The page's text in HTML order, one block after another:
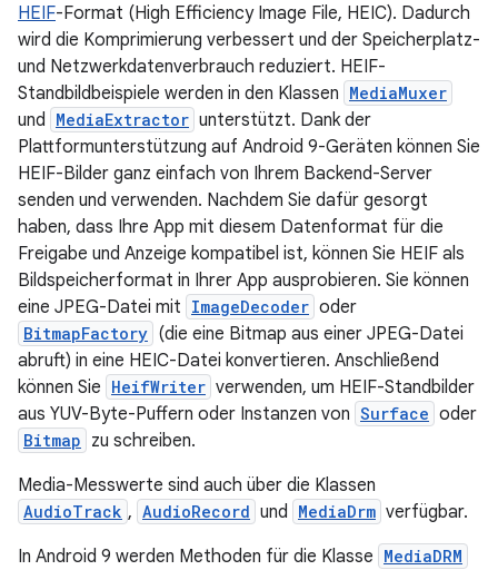
HEIF-Format (High Efficiency Image File, HEIC). Dadurch
wird die Komprimierung verbessert und der Speicherplatz-
und Netzwerkdatenverbrauch reduziert. HEIF-
Standbildbeispiele werden in den Klassen MediaMuxer
und MediaExtractor unterstützt. Dank der
Plattformunterstützung auf Android 9-Geräten können Sie
HEIF-Bilder ganz einfach von Ihrem Backend-Server
senden und verwenden. Nachdem Sie dafür gesorgt
haben, dass Ihre App mit diesem Datenformat für die
Freigabe und Anzeige kompatibel ist, können Sie HEIF als
Bildspeicherformat in Ihrer App ausprobieren. Sie können
eine JPEG-Datei mit ImageDecoder oder
BitmapFactory (die eine Bitmap aus einer JPEG-Datei
abruft) in eine HEIC-Datei konvertieren. Anschließend
können Sie HeifWriter verwenden, um HEIF-Standbilder
aus YUV-Byte-Puffern oder Instanzen von Surface oder
Bitmap zu schreiben.
Media-Messwerte sind auch über die Klassen
AudioTrack , AudioRecord und MediaDrm verfügbar.
In Android 9 werden Methoden für die Klasse MediaDRM